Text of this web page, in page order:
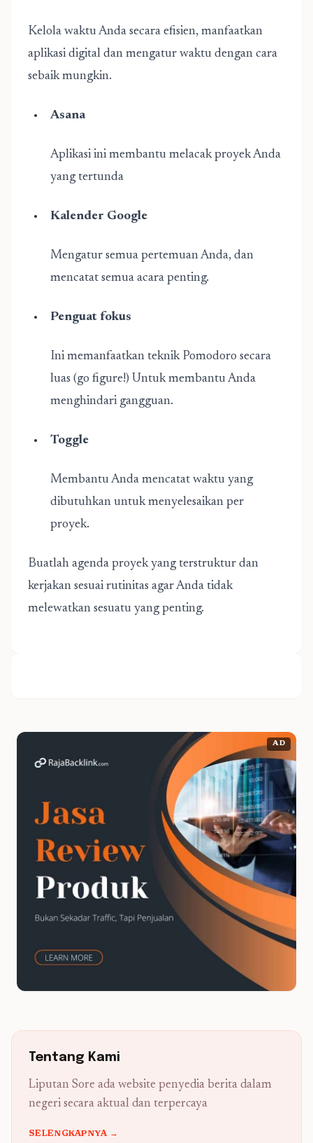
Kelola waktu Anda secara efisien, manfaatkan
aplikasi digital dan mengatur waktu dengan cara
sebaik mungkin.
Asana
Aplikasi ini membantu melacak proyek Anda
yang tertunda
Kalender Google
Mengatur semua pertemuan Anda, dan
mencatat semua acara penting.
Penguat fokus
Ini memanfaatkan teknik Pomodoro secara
luas (go figure!) Untuk membantu Anda
menghindari gangguan.
Toggle
Membantu Anda mencatat waktu yang
dibutuhkan untuk menyelesaikan per
proyek.
Buatlah agenda proyek yang terstruktur dan
kerjakan sesuai rutinitas agar Anda tidak
melewatkan sesuatu yang penting.
AD
Tentang Kami
Liputan Sore ada website penyedia berita dalam
negeri secara aktual dan terpercaya
SELENGKAPNYA →